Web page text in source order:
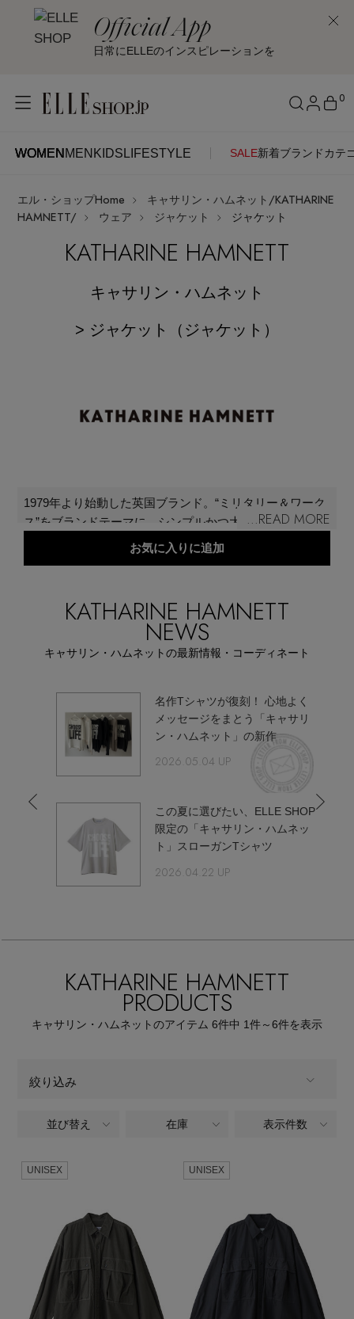
Official App
日常にELLEのインスピレーションを
WOMEN MEN KIDS LIFESTYLE SALE新着ブランド カテ
0
WOMENMENKIDSLIFESTYLE
ITEMS
再入荷アイテム
【サンダル】ビーサンの季節！
【リネン】涼しい夏素材
【CFCL】注目のPOP-UP
【レース】上品な透け感
【限定】ここでしか買えないアイテム
『ELLE』最新号掲載
【ジュエリー】シルバーでクールに
カットソー・Tシャツ
シューズ
すべてのシューズ
サンダル
フラットシューズ
バッグ・財布
すべてのバッグ・財布
ショルダーバッグ
トートバッグ
財布・小物
ボストンバッグ
スーツケース
ファッション小物
すべてのファッション小物
ストール・マフラー・ケープ
帽子・イヤーマフ
スマートフォンケース・タブレットケース
アイウェア
ベルト
グローブ
レッグウェア
アクセサリー
ピアス・イヤリング
ネックレス
バングル・ブレスレット
リング
コサージュ・ブローチ
アンクレット
チャーム
すべてのランジェリー
ランジェリー
インナー
スポーツ
すべてのスポーツ
シューズ
バッグ・小物
水着・スイムウェア
特集一覧
NEW IN BRAND
BRAND NEWS
ログイン
はじめてご利用の方
最新トレンドや限定アイテム、セール情報を
SUPPORT
エル・ショップについて
お知らせ
よくあるご質問
SEE RESULTS
エル・ショップHome
キャサリン・ハムネット/KATHARINE
HAMNETT/
ウェア ジャケット ジャケット
KATHARINE HAMNETT
キャサリン・ハムネット
> ジャケット（ジャケット）
...READ MORE
1979年より始動した英国ブランド。“ミリタリー＆ワーク
ス”をブランドテーマに、シンプルかつ大胆で力強い思い
を表現した“CHOOSE LIFE”をはじめ、独自のスローガン
された80～90年代の名作アーカイブをもとに、世界中で
厳選した環境配慮素材を日本の技術で復刻する、ジャパ
ンメイドのコレクションを展開している。
お気に入りに追加
KATHARINE HAMNETT
NEWS
キャサリン・ハムネットの最新情報・コーディネート
名作Tシャツが復刻！ 心地よく
メッセージをまとう「キャサリ
ン・ハムネット」の新作
2026.05.04 UP
この夏に選びたい、ELLE SHOP
限定の「キャサリン・ハムネッ
ト」スローガンTシャツ
2026.04.22 UP
KATHARINE HAMNETT
PRODUCTS
キャサリン・ハムネットのアイテム 6件中 1件～6件を表示
絞り込み
商品タイプ ALL
CATEGORY ウェア,ジャケット,ジャケット
全てのカラー
SIZE 全てのサイズ
販売状況 すべて
並び替え 在庫 表示件数
UNISEX UNISEX